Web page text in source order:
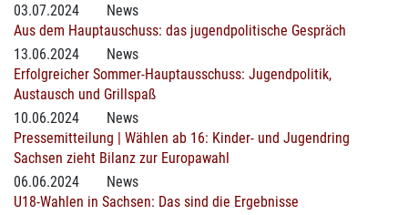
03.07.2024
News
Aus dem Hauptauschuss: das jugendpolitische Gespräch
13.06.2024
News
Erfolgreicher Sommer-Hauptausschuss: Jugendpolitik,
Austausch und Grillspaß
10.06.2024
News
Pressemitteilung | Wählen ab 16: Kinder- und Jugendring
Sachsen zieht Bilanz zur Europawahl
06.06.2024
News
U18-Wahlen in Sachsen: Das sind die Ergebnisse